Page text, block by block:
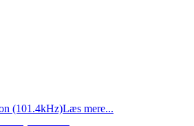
(101.4kHz)Læs mere...